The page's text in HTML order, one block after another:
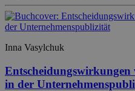
Inna Vasylchuk
in der